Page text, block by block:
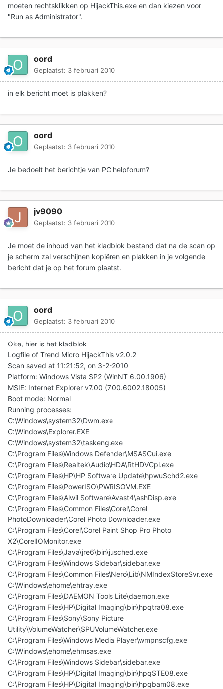
moeten rechtsklikken op HijackThis.exe en dan kiezen voor
"Run as Administrator".
oord
Geplaatst: 3 februari 2010
in elk bericht moet is plakken?
oord
Geplaatst: 3 februari 2010
Je bedoelt het berichtje van PC helpforum?
jv9090
Geplaatst: 3 februari 2010
Je moet de inhoud van het kladblok bestand dat na de scan op
je scherm zal verschijnen kopiëren en plakken in je volgende
bericht dat je op het forum plaatst.
oord
Geplaatst: 3 februari 2010
Oke, hier is het kladblok
Logfile of Trend Micro HijackThis v2.0.2
Scan saved at 11:21:52, on 3-2-2010
Platform: Windows Vista SP2 (WinNT 6.00.1906)
MSIE: Internet Explorer v7.00 (7.00.6002.18005)
Boot mode: Normal
Running processes:
C:\Windows\system32\Dwm.exe
C:\Windows\Explorer.EXE
C:\Windows\system32\taskeng.exe
C:\Program Files\Windows Defender\MSASCui.exe
C:\Program Files\Realtek\Audio\HDA\RtHDVCpl.exe
C:\Program Files\HP\HP Software Update\hpwuSchd2.exe
C:\Program Files\PowerISO\PWRISOVM.EXE
C:\Program Files\Alwil Software\Avast4\ashDisp.exe
C:\Program Files\Common Files\Corel\Corel
PhotoDownloader\Corel Photo Downloader.exe
C:\Program Files\Corel\Corel Paint Shop Pro Photo
X2\CorelIOMonitor.exe
C:\Program Files\Java\jre6\bin\jusched.exe
C:\Program Files\Windows Sidebar\sidebar.exe
C:\Program Files\Common Files\Nero\Lib\NMIndexStoreSvr.exe
C:\Windows\ehome\ehtray.exe
C:\Program Files\DAEMON Tools Lite\daemon.exe
C:\Program Files\HP\Digital Imaging\bin\hpqtra08.exe
C:\Program Files\Sony\Sony Picture
Utility\VolumeWatcher\SPUVolumeWatcher.exe
C:\Program Files\Windows Media Player\wmpnscfg.exe
C:\Windows\ehome\ehmsas.exe
C:\Program Files\Windows Sidebar\sidebar.exe
C:\Program Files\HP\Digital Imaging\bin\hpqSTE08.exe
C:\Program Files\HP\Digital Imaging\bin\hpqbam08.exe